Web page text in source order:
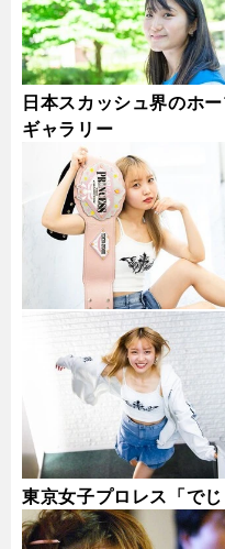
日本スカッシュ界のホ
ギャラリー
東京女子プロレス「で